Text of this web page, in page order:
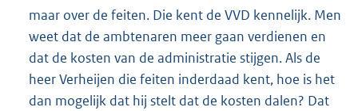
maar over de feiten. Die kent de VVD kennelijk. Men
weet dat de ambtenaren meer gaan verdienen en
dat de kosten van de administratie stijgen. Als de
heer Verheijen die feiten inderdaad kent, hoe is het
dan mogelijk dat hij stelt dat de kosten dalen? Dat